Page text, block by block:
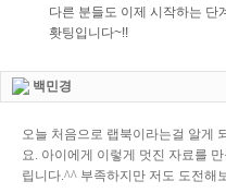
다른 분들도 이제 시작하는 단
홧팅입니다~!!
백민경
오늘 처음으로 랩북이라는걸 알게
요. 아이에게 이렇게 멋진 자료를
립니다.^^ 부족하지만 저도 도전해